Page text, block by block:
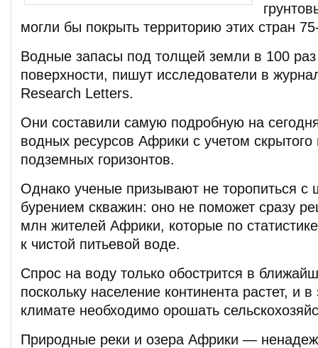
могли бы покрыть территорию этих стран
Водные запасы под толщей земли в 100
поверхности, пишут исследователи в
Research Letters.
Они составили самую подробную на
водных ресурсов Африки с учетом скрытого
подземных горизонтов.
Однако ученые призывают не торопиться
бурением скважин: оно не поможет сразу
млн жителей Африки, которые по
к чистой питьевой воде.
Спрос на воду только обострится в
поскольку население континента растет, и
климате необходимо орошать
Природные реки и озера Африки —